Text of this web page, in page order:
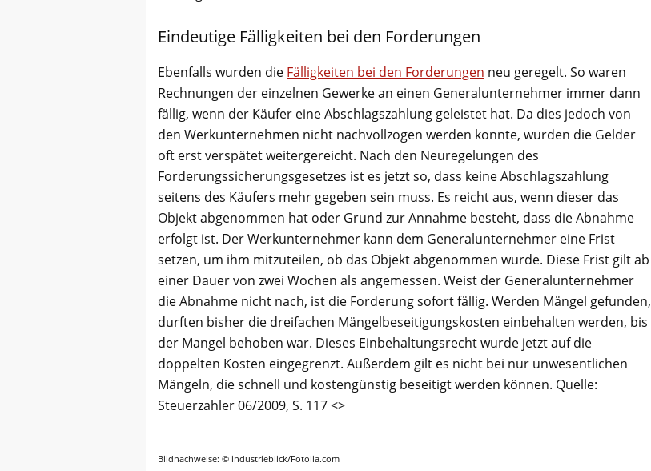
Eindeutige Fälligkeiten bei den Forderungen
Ebenfalls wurden die Fälligkeiten bei den Forderungen neu geregelt. So waren
Rechnungen der einzelnen Gewerke an einen Generalunternehmer immer dann
fällig, wenn der Käufer eine Abschlagszahlung geleistet hat. Da dies jedoch von
den Werkunternehmen nicht nachvollzogen werden konnte, wurden die Gelder
oft erst verspätet weitergereicht. Nach den Neuregelungen des
Forderungssicherungsgesetzes ist es jetzt so, dass keine Abschlagszahlung
seitens des Käufers mehr gegeben sein muss. Es reicht aus, wenn dieser das
Objekt abgenommen hat oder Grund zur Annahme besteht, dass die Abnahme
erfolgt ist. Der Werkunternehmer kann dem Generalunternehmer eine Frist
setzen, um ihm mitzuteilen, ob das Objekt abgenommen wurde. Diese Frist gilt ab
einer Dauer von zwei Wochen als angemessen. Weist der Generalunternehmer
die Abnahme nicht nach, ist die Forderung sofort fällig. Werden Mängel gefunden,
durften bisher die dreifachen Mängelbeseitigungskosten einbehalten werden, bis
der Mangel behoben war. Dieses Einbehaltungsrecht wurde jetzt auf die
doppelten Kosten eingegrenzt. Außerdem gilt es nicht bei nur unwesentlichen
Mängeln, die schnell und kostengünstig beseitigt werden können. Quelle:
Steuerzahler 06/2009, S. 117 <>
Bildnachweise: © industrieblick/Fotolia.com